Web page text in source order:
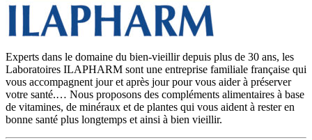
Experts dans le domaine du bien-vieillir depuis plus de 30 ans, les
Laboratoires ILAPHARM sont une entreprise familiale française qui
vous accompagnent jour et après jour pour vous aider à préserver
votre santé.… Nous proposons des compléments alimentaires à base
de vitamines, de minéraux et de plantes qui vous aident à rester en
bonne santé plus longtemps et ainsi à bien vieillir.